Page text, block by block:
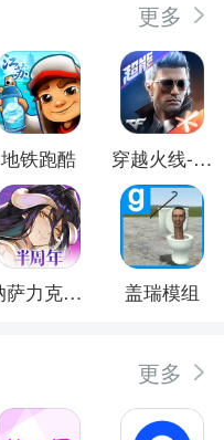
更多
地铁跑酷 穿越火线-枪战王者
纳萨力克之王 盖瑞模组
更多